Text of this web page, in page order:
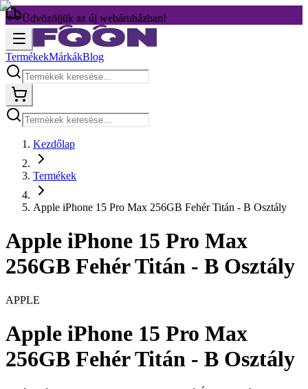
Üdvözöljük az új webáruházban!
TermékekMárkákBlog
Kezdőlap
Termékek
Apple iPhone 15 Pro Max 256GB Fehér Titán - B Osztály
Apple iPhone 15 Pro Max
256GB Fehér Titán - B Osztály
APPLE
Apple iPhone 15 Pro Max
256GB Fehér Titán - B Osztály